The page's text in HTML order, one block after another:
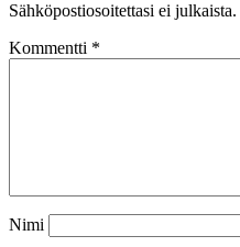
Sähköpostiosoitettasi ei julkaista.
Kommentti *
Nimi